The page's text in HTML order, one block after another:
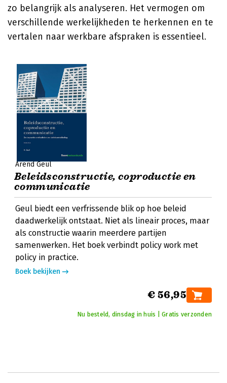
zo belangrijk als analyseren. Het vermogen om
verschillende werkelijkheden te herkennen en te
vertalen naar werkbare afspraken is essentieel.
Arend Geul
Beleidsconstructie, coproductie en
communicatie
Geul biedt een verfrissende blik op hoe beleid
daadwerkelijk ontstaat. Niet als lineair proces, maar
als constructie waarin meerdere partijen
samenwerken. Het boek verbindt policy work met
policy in practice.
Boek bekijken
€ 56,95
Nu besteld, dinsdag in huis | Gratis verzonden